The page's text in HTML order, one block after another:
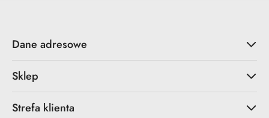
Dane adresowe
Sklep
Strefa klienta